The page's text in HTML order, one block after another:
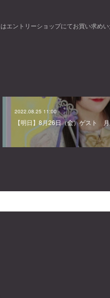
エントリーショップにてお買い求め
2022.08.25 11:00
【明日】8月26日（金）ゲスト